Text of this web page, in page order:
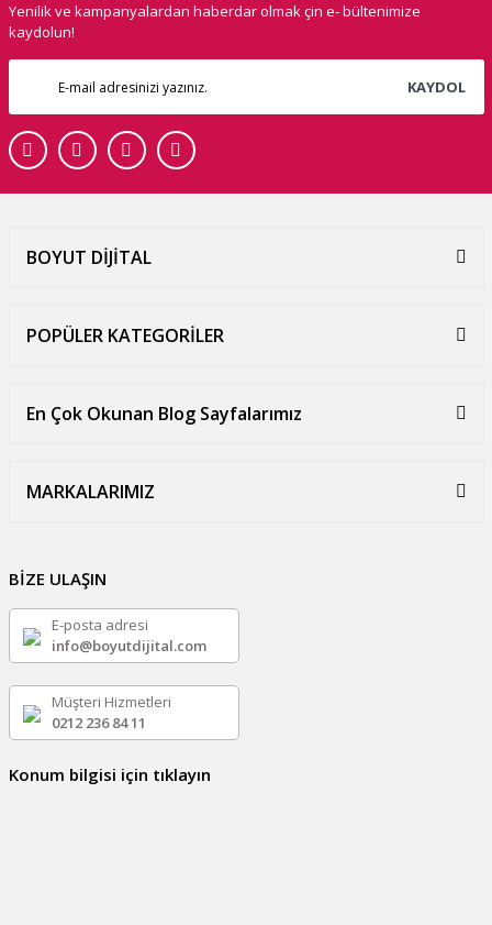
Yenilik ve kampanyalardan haberdar olmak çin e- bültenimize
kaydolun!
KAYDOL
BOYUT DİJİTAL
POPÜLER KATEGORİLER
En Çok Okunan Blog Sayfalarımız
MARKALARIMIZ
BİZE ULAŞIN
E-posta adresi
info@boyutdijital.com
Müşteri Hizmetleri
0212 236 84 11
Konum bilgisi için tıklayın